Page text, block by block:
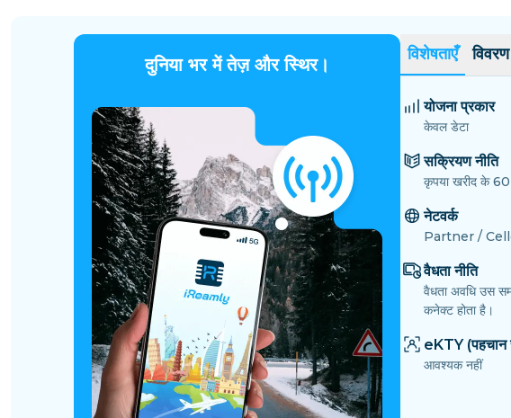
दुनिया भर में तेज़ और स्थिर। विशेषताएँ विवरण
योजना प्रकार
केवल डेटा
सक्रियण नीति
कृपया खरीद के 60
नेटवर्क
Partner /
वैधता नीति
वैधता अवधि उस
कनेक्ट होता है।
eKTY (पहचान
आवश्यक नहीं